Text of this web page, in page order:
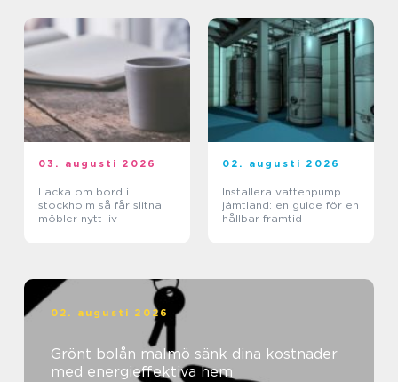
03. augusti 2026
Lacka om bord i
stockholm så får slitna
möbler nytt liv
02. augusti 2026
Installera vattenpump
jämtland: en guide för en
hållbar framtid
02. augusti 2026
Grönt bolån malmö sänk dina kostnader
med energieffektiva hem